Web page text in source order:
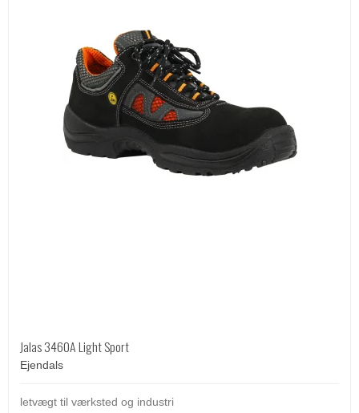
Jalas 3460A Light Sport
Ejendals
letvægt til værksted og industri